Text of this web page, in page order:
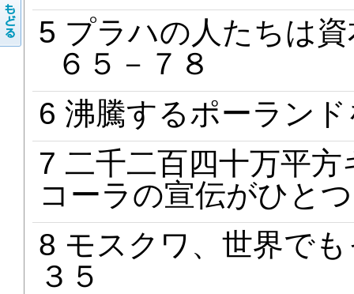
5 プラハの人たちは
６５－７８
6 沸騰するポーラン
7 二千二百四十万平
コーラの宣伝がひと
8 モスクワ、世界で
３５